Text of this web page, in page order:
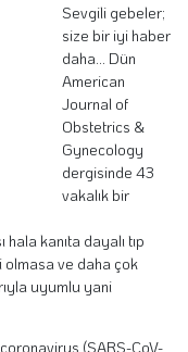
Sevgili gebeler;
size bir iyi haber
daha... Dün
American
Journal of
Obstetrics &
Gynecology
dergisinde 43
vakalık bir
kanıta dayalı tıp
ve daha çok
uyumlu yani
(SARS-CoV-